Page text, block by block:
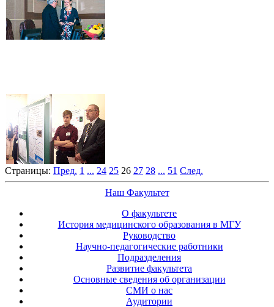
Страницы: Пред. 1 ... 24 25 26 27 28 ... 51 След.
Наш Факультет
О факультете
История медицинского образования в МГУ
Руководство
Научно-педагогические работники
Подразделения
Развитие факультета
Основные сведения об организации
СМИ о нас
Аудитории